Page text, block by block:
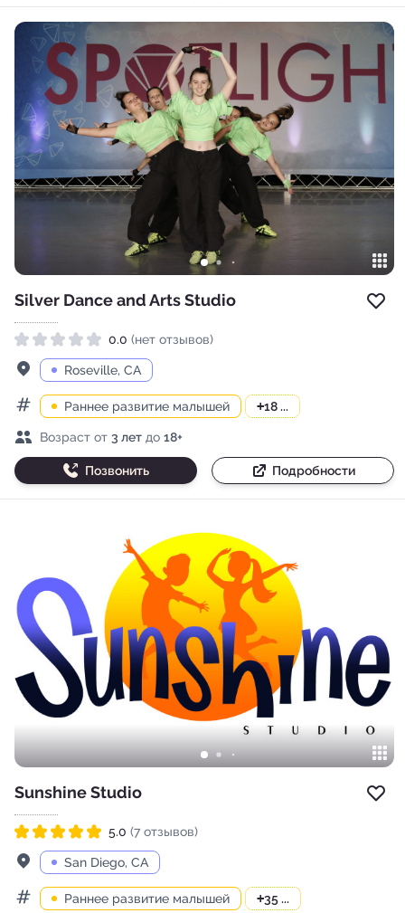
Silver Dance and Arts Studio
0.0 (нет отзывов)
Адрес
Roseville, CA
КатегорииРаннее развитие малышей +18 ...
Возраст детей
Возраст от 3 лет до 18+
Позвонить Подробности
Sunshine Studio
5.0 (7 отзывов)
Адрес
San Diego, CA
КатегорииРаннее развитие малышей +35 ...